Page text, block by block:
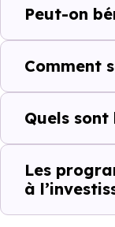
Peut-on
Comment
Quels
Les
à